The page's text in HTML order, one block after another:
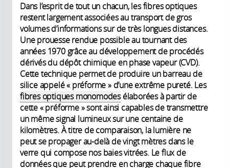
Dans l’esprit de tout un chacun, les fibres optiques
restent largement associées au transport de gros
volumes d’informations sur de très longues distances.
Une prouesse rendue possible au tournant des
années 1970 grâce au développement de procédés
dérivés du dépôt chimique en phase vapeur (CVD).
Cette technique permet de produire un barreau de
silice appelé « préforme » d’une extrême pureté. Les
fibres optiques monomodesélaborées à partir de
cette « préforme » sont ainsi capables de transmettre
un même signal lumineux sur une centaine de
kilomètres. À titre de comparaison, la lumière ne
peut se propager au-delà de vingt mètres dans le
verre qui compose nos baies vitrées. Le flux de
données que peut prendre en charge chaque fibre